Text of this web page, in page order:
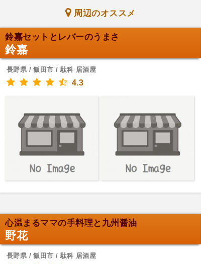
周辺のオススメ
鈴嘉セットとレバーのうまさ
鈴嘉
長野県 / 飯田市 / 駄科 居酒屋
4.3
心温まるママの手料理と九州醤油
野花
長野県 / 飯田市 / 駄科 居酒屋